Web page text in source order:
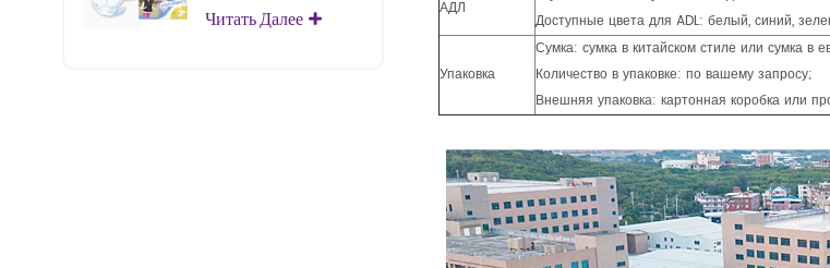
АДЛ
Доступные цвета для ADL: белый, синий,
Упаковка
Сумка: сумка в китайском стиле или сумка в
Количество в упаковке: по вашему запросу;
Внешняя упаковка: картонная коробка или
взрослых для взрослых
Читать Далее